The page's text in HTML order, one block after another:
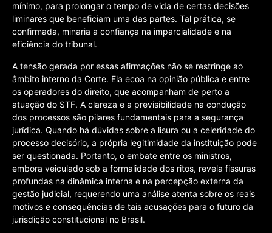
mínimo, para prolongar o tempo de vida de certas decisões
liminares que beneficiam uma das partes. Tal prática, se
confirmada, minaria a confiança na imparcialidade e na
eficiência do tribunal.
A tensão gerada por essas afirmações não se restringe ao
âmbito interno da Corte. Ela ecoa na opinião pública e entre
os operadores do direito, que acompanham de perto a
atuação do STF. A clareza e a previsibilidade na condução
dos processos são pilares fundamentais para a segurança
jurídica. Quando há dúvidas sobre a lisura ou a celeridade do
processo decisório, a própria legitimidade da instituição pode
ser questionada. Portanto, o embate entre os ministros,
embora veiculado sob a formalidade dos ritos, revela fissuras
profundas na dinâmica interna e na percepção externa da
gestão judicial, requerendo uma análise atenta sobre os reais
motivos e consequências de tais acusações para o futuro da
jurisdição constitucional no Brasil.